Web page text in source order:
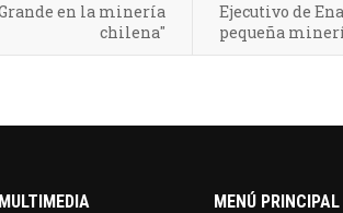
en la minería
chilena"
Ejecutivo de
pequeña
MULTIMEDIA MENÚ PRINCIPAL